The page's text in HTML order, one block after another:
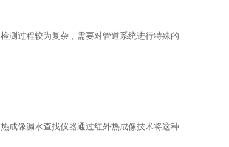
测过程较为复杂，需要对管道系统进行特殊的
成像漏水查找仪器通过红外热成像技术将这种